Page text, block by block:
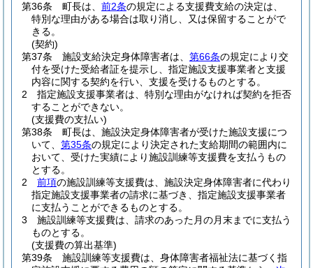
第36条
町長は、 前2条の規定による支援費支給の決定は、
特別な理由がある場合は取り消し、又は保留することがで
きる。
(契約)
第37条
施設支給決定身体障害者は、 第66条の規定により交
付を受けた受給者証を提示し、指定施設支援事業者と支援
内容に関する契約を行い、支援を受けるものとする。
2
指定施設支援事業者は、特別な理由がなければ契約を拒否
することができない。
(支援費の支払い)
第38条
町長は、施設決定身体障害者が受けた施設支援につ
いて、 第35条の規定により決定された支給期間の範囲内に
おいて、受けた実績により施設訓練等支援費を支払うもの
とする。
2
前項の施設訓練等支援費は、施設決定身体障害者に代わり
指定施設支援事業者の請求に基づき、指定施設支援事業者
に支払うことができるものとする。
3
施設訓練等支援費は、請求のあった月の月末までに支払う
ものとする。
(支援費の算出基準)
第39条
施設訓練等支援費は、身体障害者福祉法に基づく指